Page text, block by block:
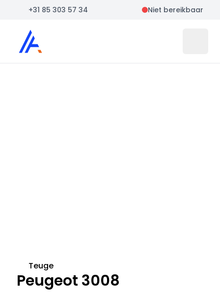
+31 85 303 57 34 Niet bereikbaar
Auto Atlas
Peugeot 3008
Teuge